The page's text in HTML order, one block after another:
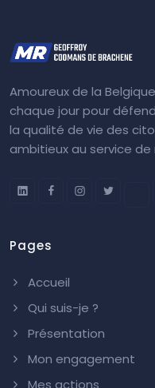
Amoureux de la
chaque jour pour
la qualité de vie des
ambitieux au service
Pages
Accueil
Qui suis-je ?
Présentation
Mon engagement
Mes actions